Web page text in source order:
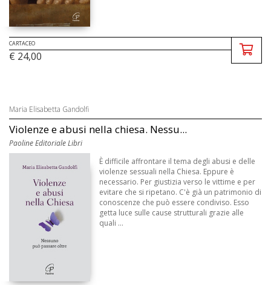
CARTACEO
€ 24,00
Maria Elisabetta Gandolfi
Violenze e abusi nella chiesa. Nessu...
Paoline Editoriale Libri
È difficile affrontare il tema degli abusi e delle
violenze sessuali nella Chiesa. Eppure è
necessario. Per giustizia verso le vittime e per
evitare che si ripetano. C'è già un patrimonio di
conoscenze che può essere condiviso. Esso
getta luce sulle cause strutturali grazie alle
quali ...